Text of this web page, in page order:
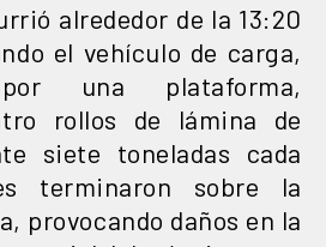
alrededor de la 13:20
el vehículo de carga,
por una plataforma,
rollos de lámina de
siete toneladas cada
terminaron sobre la
provocando daños en la